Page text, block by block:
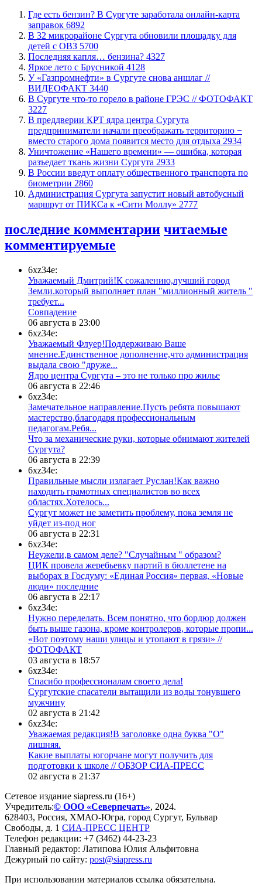
​Где есть бензин? В Сургуте заработала онлайн-карта
заправок 6892
В 32 микрорайоне Сургута обновили площадку для
детей с ОВЗ 5700
​Последняя капля… бензина? 4327
Яркое лето с Брусникой 4128
У «Газпромнефти» в Сургуте снова аншлаг //
ВИДЕОФАКТ 3440
​В Сургуте что-то горело в районе ГРЭС // ФОТОФАКТ
3227
​В преддверии КРТ ядра центра Сургута
предприниматели начали преображать территорию −
вместо старого дома появится место для отдыха 2934
​Уничтожение «Нашего времени» — ошибка, которая
разъедает ткань жизни Сургута 2933
В России введут оплату общественного транспорта по
биометрии 2860
​Администрация Сургута запустит новый автобусный
маршрут от ПИКСа к «Сити Моллу» 2777
последние комментарии читаемые
комментируемые
6xz34e:
Уважаемый Дмитрий!К сожалению,лучший город
Земли.который выполняет план "миллионный житель "
требует...
​Совпадение
06 августа в 23:00
6xz34e:
Уважаемый Флуер!Поддерживаю Ваше
мнение.Единственное дополнение,что администрация
выдала свою "друже...
​Ядро центра Сургута ‒ это не только про жилье
06 августа в 22:46
6xz34e:
Замечательное направление.Пусть ребята повышают
мастерство,благодаря профессиональным
педагогам.Ребя...
​Что за механические руки, которые обнимают жителей
Сургута?
06 августа в 22:39
6xz34e:
Правильные мысли излагает Руслан!Как важно
находить грамотных специалистов во всех
областях.Хотелось...
Сургут может не заметить проблему, пока земля не
уйдет из-под ног
06 августа в 22:31
6xz34e:
Неужели,в самом деле? "Случайным " образом?
ЦИК провела жеребьевку партий в бюллетене на
выборах в Госдуму: «Единая Россия» первая, «Новые
люди» последние
06 августа в 22:17
6xz34e:
Нужно переделать. Всем понятно, что бордюр должен
быть выше газона, кроме контролеров, которые пропи...
«Вот поэтому наши улицы и утопают в грязи» //
ФОТОФАКТ
03 августа в 18:57
6xz34e:
Спасибо профессионалам своего дела!
Сургутские спасатели вытащили из воды тонувшего
мужчину
02 августа в 21:42
6xz34e:
Уважаемая редакция!В заголовке одна буква "О"
лишняя.
Какие выплаты югорчане могут получить для
подготовки к школе // ОБЗОР СИА-ПРЕСС
02 августа в 21:37
Сетевое издание siapress.ru (16+)
Учредитель:© ООО «Северпечать», 2024.
628403, Россия, ХМАО-Югра, город Сургут, Бульвар
Свободы, д. 1 СИА-ПРЕСС ЦЕНТР
Телефон редакции: +7 (3462) 44-23-23
Главный редактор: Латипова Юлия Альфитовна
Дежурный по сайту: post@siapress.ru
При использовании материалов ссылка обязательна.